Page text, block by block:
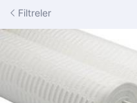
Filtreler